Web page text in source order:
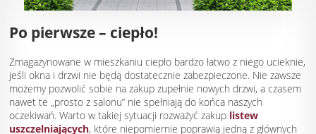
Po pierwsze – ciepło!
Zmagazynowane w mieszkaniu ciepło bardzo łatwo z niego ucieknie,
jeśli okna i drzwi nie będą dostatecznie zabezpieczone. Nie zawsze
możemy pozwolić sobie na zakup zupełnie nowych drzwi, a czasem
nawet te „prosto z salonu” nie spełniają do końca naszych
oczekiwań. Warto w takiej sytuacji rozważyć zakup listew
uszczelniających, które niepomiernie poprawią jedną z głównych